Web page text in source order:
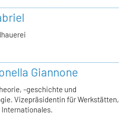
Giannone
-geschichte und
Vizepräsidentin für Werkstätten,